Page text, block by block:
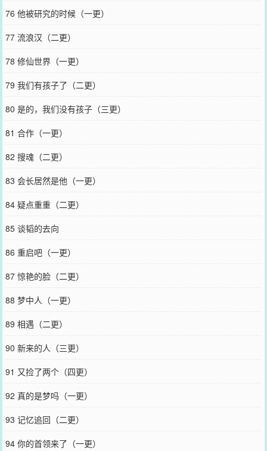
76 他被研究的时候（一更）
77 流浪汉（二更）
78 修仙世界（一更）
79 我们有孩子了（二更）
80 是的，我们没有孩子（三更）
81 合作（一更）
82 搜魂（二更）
83 会长居然是他（一更）
84 疑点重重（二更）
85 谈韬的去向
86 重启吧（一更）
87 惊艳的脸（二更）
88 梦中人（一更）
89 相遇（二更）
90 新来的人（三更）
91 又捡了两个（四更）
92 真的是梦吗（一更）
93 记忆追回（二更）
94 你的首领来了（一更）